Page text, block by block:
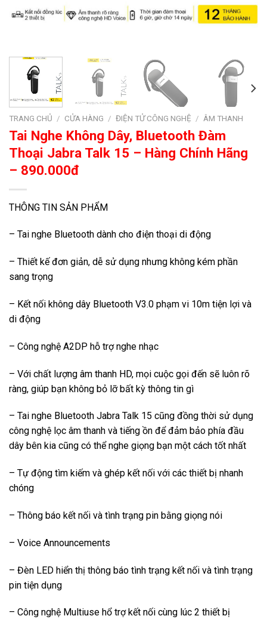
TRANG CHỦ / CỬA HÀNG / ĐIỆN TỬ CÔNG NGHỆ / ÂM THANH
Tai Nghe Không Dây, Bluetooth Đàm
Thoại Jabra Talk 15 – Hàng Chính Hãng
– 890.000đ
THÔNG TIN SẢN PHẨM
– Tai nghe Bluetooth dành cho điện thoại di động
– Thiết kế đơn giản, dễ sử dụng nhưng không kém phần
sang trọng
– Kết nối không dây Bluetooth V3.0 phạm vi 10m tiện lợi và
di động
– Công nghệ A2DP hỗ trợ nghe nhạc
– Với chất lượng âm thanh HD, mọi cuộc gọi đến sẽ luôn rõ
ràng, giúp bạn không bỏ lỡ bất kỳ thông tin gì
– Tai nghe Bluetooth Jabra Talk 15 cũng đồng thời sử dụng
công nghệ lọc âm thanh và tiếng ồn để đảm bảo phía đầu
dây bên kia cũng có thể nghe giọng bạn một cách tốt nhất
– Tự động tìm kiếm và ghép kết nối với các thiết bị nhanh
chóng
– Thông báo kết nối và tình trạng pin bằng giọng nói
– Voice Announcements
– Đèn LED hiển thị thông báo tình trạng kết nối và tình trạng
pin tiện dụng
– Công nghệ Multiuse hổ trợ kết nối cùng lúc 2 thiết bị